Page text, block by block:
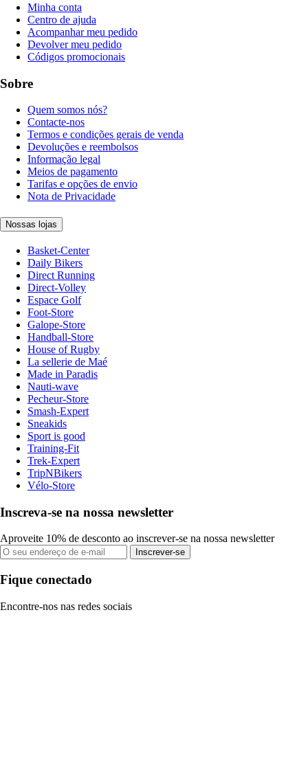
Minha conta
Centro de ajuda
Acompanhar meu pedido
Devolver meu pedido
Códigos promocionais
Sobre
Quem somos nós?
Contacte-nos
Termos e condições gerais de venda
Devoluções e reembolsos
Informação legal
Meios de pagamento
Tarifas e opções de envio
Nota de Privacidade
Nossas lojas
Basket-Center
Daily Bikers
Direct Running
Direct-Volley
Espace Golf
Foot-Store
Galope-Store
Handball-Store
House of Rugby
La sellerie de Maé
Made in Paradis
Nauti-wave
Pecheur-Store
Smash-Expert
Sneakids
Sport is good
Training-Fit
Trek-Expert
TripNBikers
Vélo-Store
Inscreva-se na nossa newsletter
Aproveite 10% de desconto ao inscrever-se na nossa newsletter
Inscrever-se
Fique conectado
Encontre-nos nas redes sociais